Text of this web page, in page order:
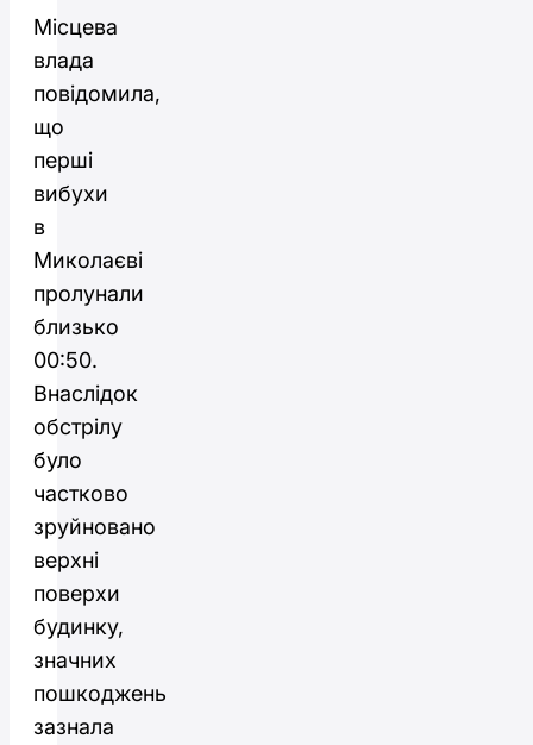
Місцева
влада
повідомила,
що
перші
вибухи
в
Миколаєві
пролунали
близько
00:50.
Внаслідок
обстрілу
було
частково
зруйновано
верхні
поверхи
будинку,
значних
пошкоджень
зазнала